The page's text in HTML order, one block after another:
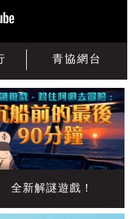
青協網台
全新解謎遊戲！